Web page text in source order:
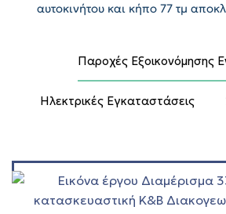
αυτοκινήτου και κήπο 77 τμ
Παροχές Εξοικονόμησης
Ηλεκτρικές Εγκαταστάσεις